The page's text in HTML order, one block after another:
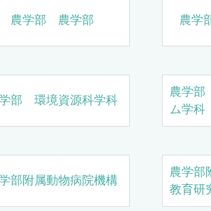
農学部 農学部 農学
部 環境資源科学科
農学
ム学科
部附属動物病院機構
農学部
教育研